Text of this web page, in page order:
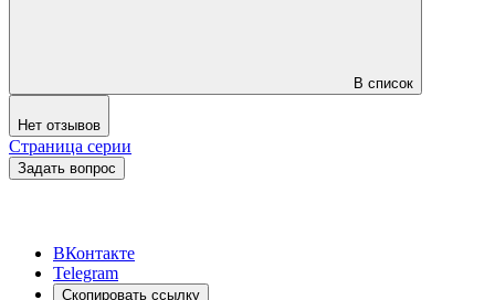
В список
Нет отзывов
Страница серии
Задать вопрос
ВКонтакте
Telegram
Скопировать ссылку